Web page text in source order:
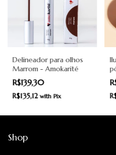
Delineador para olhos
Marrom - Amokarité
R$139,30
R$135,12with Pix
Shop